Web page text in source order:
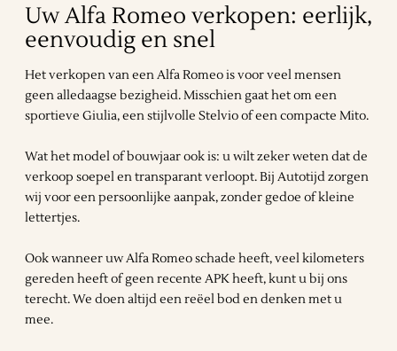
Uw Alfa Romeo verkopen: eerlijk,
eenvoudig en snel
Het verkopen van een Alfa Romeo is voor veel mensen
geen alledaagse bezigheid. Misschien gaat het om een
sportieve Giulia, een stijlvolle Stelvio of een compacte Mito.
Wat het model of bouwjaar ook is: u wilt zeker weten dat de
verkoop soepel en transparant verloopt. Bij Autotijd zorgen
wij voor een persoonlijke aanpak, zonder gedoe of kleine
lettertjes.
Ook wanneer uw Alfa Romeo schade heeft, veel kilometers
gereden heeft of geen recente APK heeft, kunt u bij ons
terecht. We doen altijd een reëel bod en denken met u
mee.